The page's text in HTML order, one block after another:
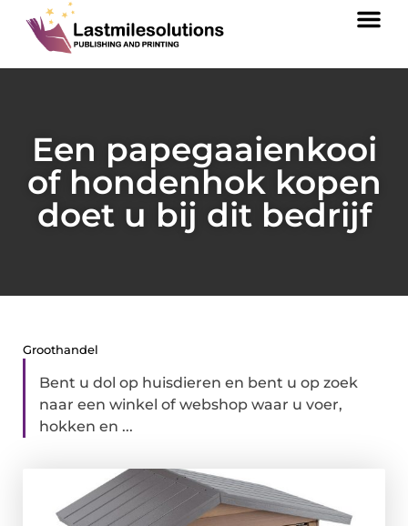
Een papegaaienkooi
of hondenhok kopen
doet u bij dit bedrijf
Groothandel
Bent u dol op huisdieren en bent u op zoek
naar een winkel of webshop waar u voer,
hokken en ...